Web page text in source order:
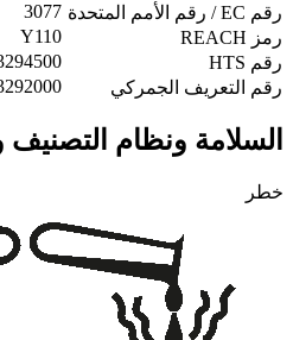
رقم EC / رقم الأمم المتحدة
3077
رمز REACH
Y110
رقم HTS
رقم التعريف الجمركي
السلامة ونظام التصنيف
خطر